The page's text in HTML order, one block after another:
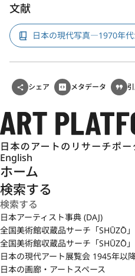
文献
日本の現代写真―1970年
シェア メタデータ
English
ホーム
検索する
日本アーティスト事典 (DAJ)
全国美術館収蔵品サーチ「SHŪZŌ」
全国美術館収蔵品サーチ「SHŪZŌ
日本の現代アート展覧会 1945年以
日本の画廊・アートスペース